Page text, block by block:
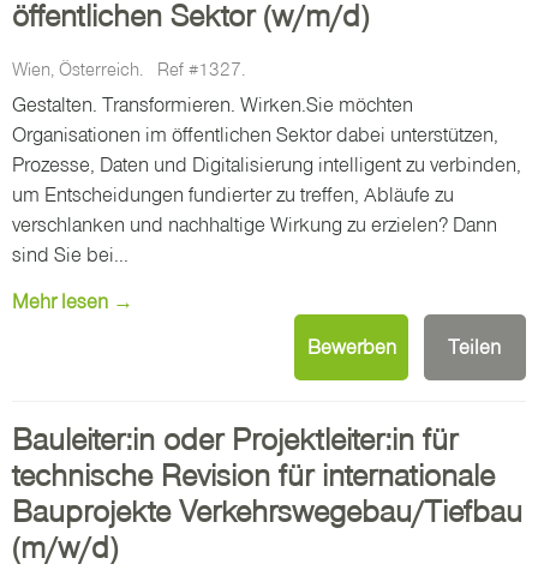
öffentlichen Sektor (w/m/d)
Wien, Österreich. Ref #1327.
Gestalten. Transformieren. Wirken.Sie möchten
Organisationen im öffentlichen Sektor dabei unterstützen,
Prozesse, Daten und Digitalisierung intelligent zu verbinden,
um Entscheidungen fundierter zu treffen, Abläufe zu
verschlanken und nachhaltige Wirkung zu erzielen? Dann
sind Sie bei...
Mehr lesen →
Bewerben Teilen
Bauleiter:in oder Projektleiter:in für
technische Revision für internationale
Bauprojekte Verkehrswegebau/Tiefbau
(m/w/d)